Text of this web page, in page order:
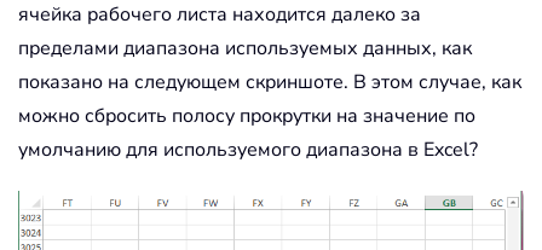
ячейка рабочего листа находится далеко за
пределами диапазона используемых данных, как
показано на следующем скриншоте. В этом случае, как
можно сбросить полосу прокрутки на значение по
умолчанию для используемого диапазона в Excel?